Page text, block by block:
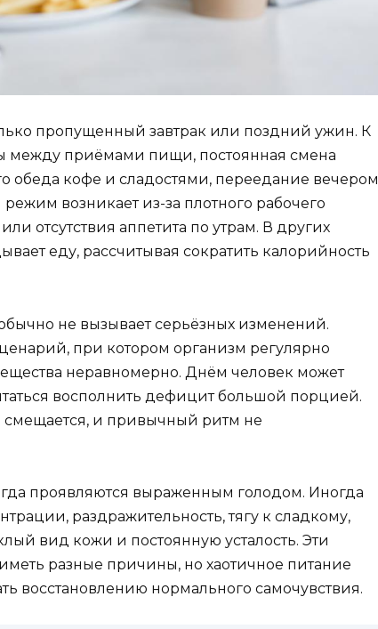
пропущенный завтрак или поздний ужин. К
между приёмами пищи, постоянная смена
обеда кофе и сладостями, переедание вечером
возникает из-за плотного рабочего
отсутствия аппетита по утрам. В других
еду, рассчитывая сократить калорийность
не вызывает серьёзных изменений.
при котором организм регулярно
неравномерно. Днём человек может
восполнить дефицит большой порцией.
и привычный ритм не
проявляются выраженным голодом. Иногда
раздражительность, тягу к сладкому,
вид кожи и постоянную усталость. Эти
разные причины, но хаотичное питание
восстановлению нормального самочувствия.